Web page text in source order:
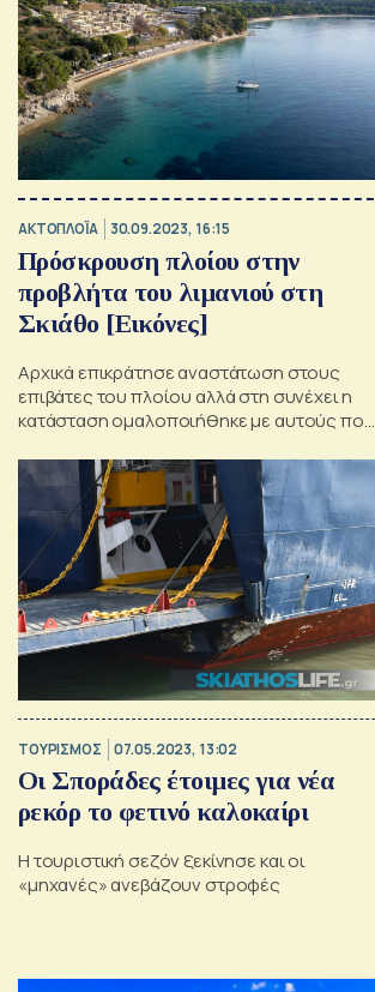
ΑΚΤΟΠΛΟΪΑ 30.09.2023, 16:15
Πρόσκρουση πλοίου στην
προβλήτα του λιμανιού στη
Σκιάθο [Εικόνες]
Αρχικά επικράτησε αναστάτωση στους
επιβάτες του πλοίου αλλά στη συνέχει η
κατάσταση ομαλοποιήθηκε με αυτούς που
αποβιβάζονται
ΤΟΥΡΙΣΜΟΣ 07.05.2023, 13:02
Οι Σποράδες έτοιμες για νέα
ρεκόρ το φετινό καλοκαίρι
Η τουριστική σεζόν ξεκίνησε και οι
«μηχανές» ανεβάζουν στροφές